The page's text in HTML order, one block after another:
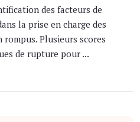
des facteurs de
la prise en charge des
Plusieurs scores
de rupture pour ...